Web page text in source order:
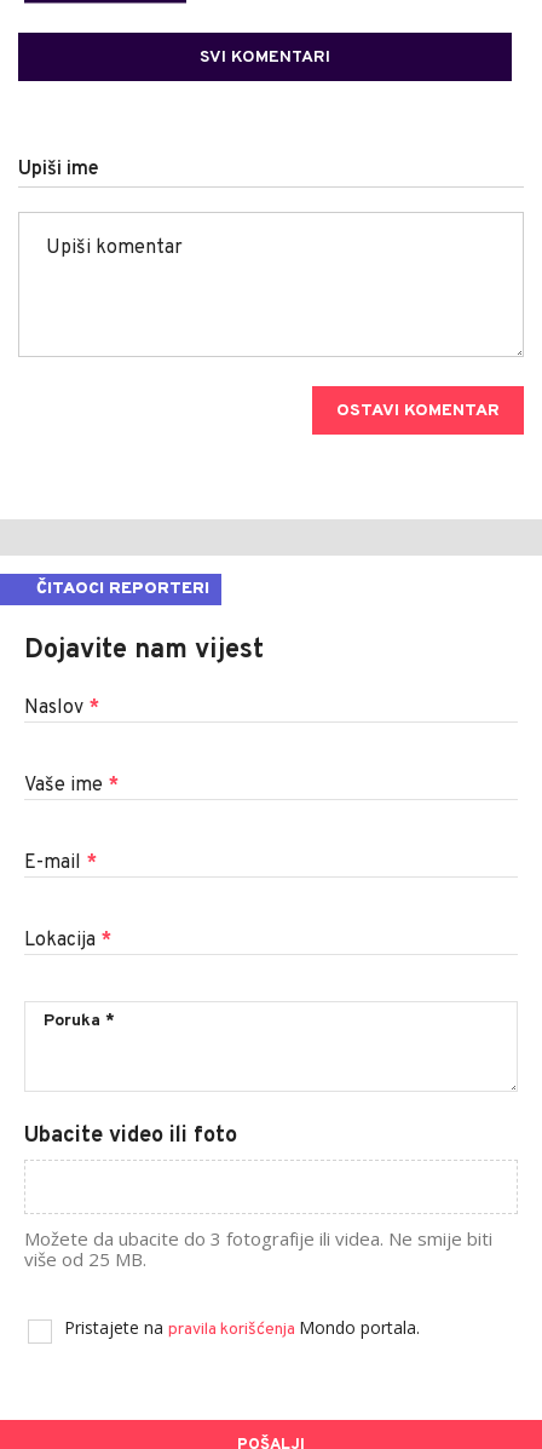
SVI KOMENTARI
Upiši ime
OSTAVI KOMENTAR
ČITAOCI REPORTERI
Dojavite nam vijest
Naslov *
Vaše ime *
E-mail *
Lokacija *
Ubacite video ili foto
Možete da ubacite do 3 fotografije ili videa. Ne smije biti
više od 25 MB.
Pristajete na pravila korišćenja Mondo portala.